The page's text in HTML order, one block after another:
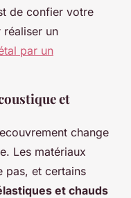
de confier votre
un
par un
et
change
Les matériaux
pas, et certains
et chauds